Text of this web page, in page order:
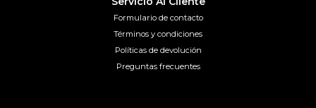
Formulario de contacto
Términos y condiciones
Políticas de devolución
Preguntas frecuentes